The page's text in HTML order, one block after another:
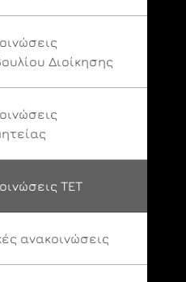
Διοίκησης
ΤΕΤ
ανακοινώσεις